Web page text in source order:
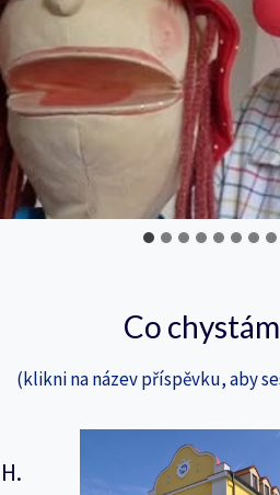
Co
(klikni na název příspěvku, aby